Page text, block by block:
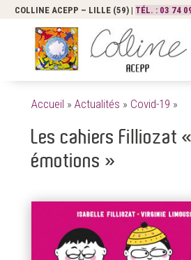
COLLINE ACEPP – LILLE (59) | TÉL. : 03 74
Accueil » Actualités » Covid-19 »
Les cahiers Filliozat
émotions »